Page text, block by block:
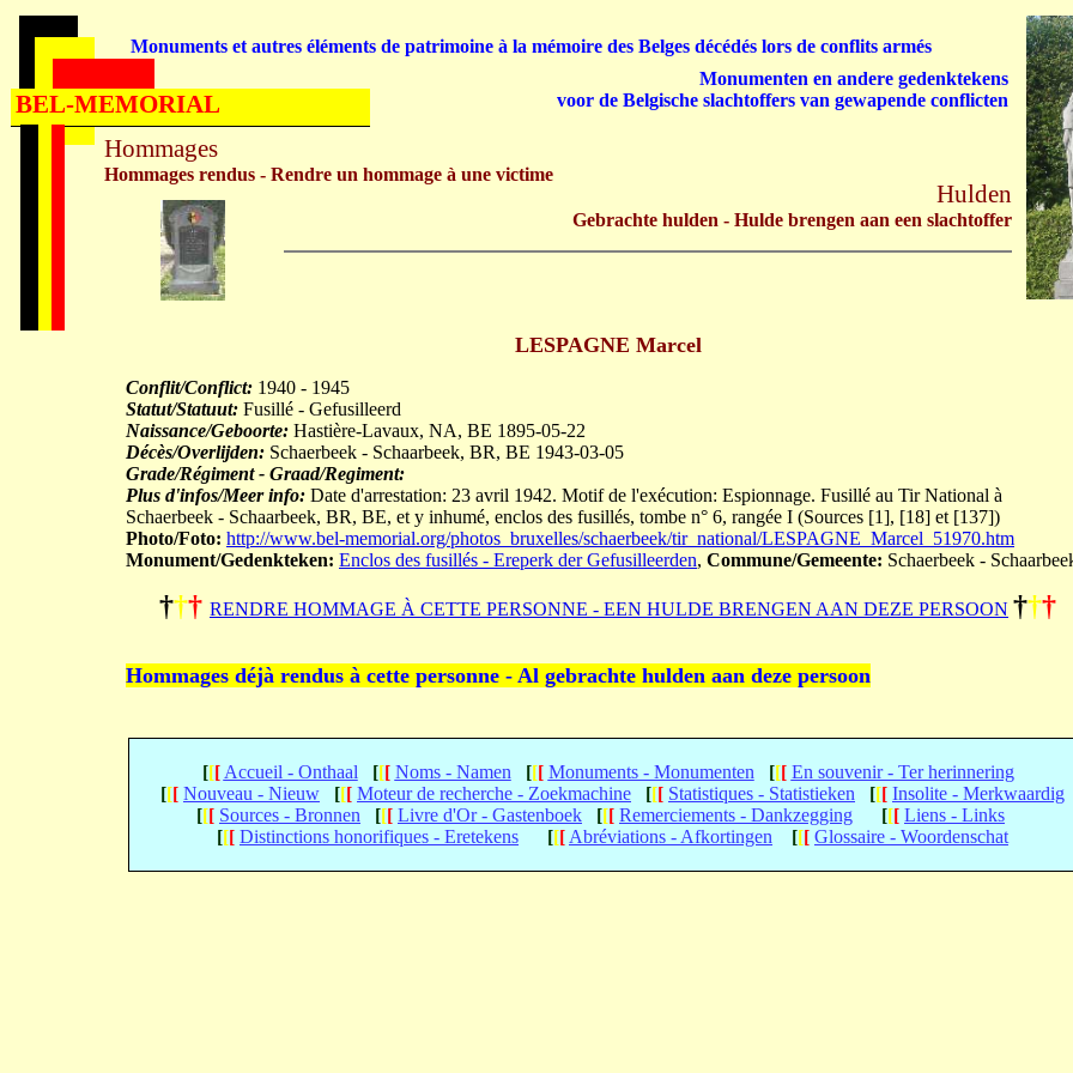
LESPAGNE Marcel
Conflit/Conflict: 1940 - 1945
Statut/Statuut: Fusillé - Gefusilleerd
Naissance/Geboorte: Hastière-Lavaux, NA, BE 1895-05-22
Décès/Overlijden: Schaerbeek - Schaarbeek, BR, BE 1943-03-05
Grade/Régiment - Graad/Regiment:
Plus d'infos/Meer info: Date d'arrestation: 23 avril 1942. Motif de l'exécution: Espionnage. Fusillé au Tir National à
Schaerbeek - Schaarbeek, BR, BE, et y inhumé, enclos des fusillés, tombe n° 6, rangée I (Sources [1], [18] et [137])
Photo/Foto: http://www.bel-memorial.org/photos_bruxelles/schaerbeek/tir_national/LESPAGNE_Marcel_51970.htm
Monument/Gedenkteken: Enclos des fusillés - Ereperk der Gefusilleerden, Commune/Gemeente: Schaerbeek -
††† RENDRE HOMMAGE À CETTE PERSONNE - EEN HULDE BRENGEN AAN DEZE PERSOON †††
Hommages déjà rendus à cette personne - Al gebrachte hulden aan deze persoon
[[[ Accueil - Onthaal [[[ Noms - Namen [[[ Monuments - Monumenten [[[ En souvenir - Ter herinnering
[[[ Nouveau - Nieuw [[[ Moteur de recherche - Zoekmachine [[[ Statistiques - Statistieken [[[ Insolite - Merkwaardig
[[[ Sources - Bronnen [[[ Livre d'Or - Gastenboek [[[ Remerciements - Dankzegging [[[ Liens - Links
[[[ Distinctions honorifiques - Eretekens [[[ Abréviations - Afkortingen [[[ Glossaire - Woordenschat
Hommages
Hommages rendus - Rendre un hommage à une victime
Hulden
Gebrachte hulden - Hulde brengen aan een slachtoffer
Monuments et autres éléments de patrimoine à la mémoire des Belges décédés lors de conflits armés
Monumenten en andere gedenktekens
voor de Belgische slachtoffers van gewapende conflicten
BEL-MEMORIAL